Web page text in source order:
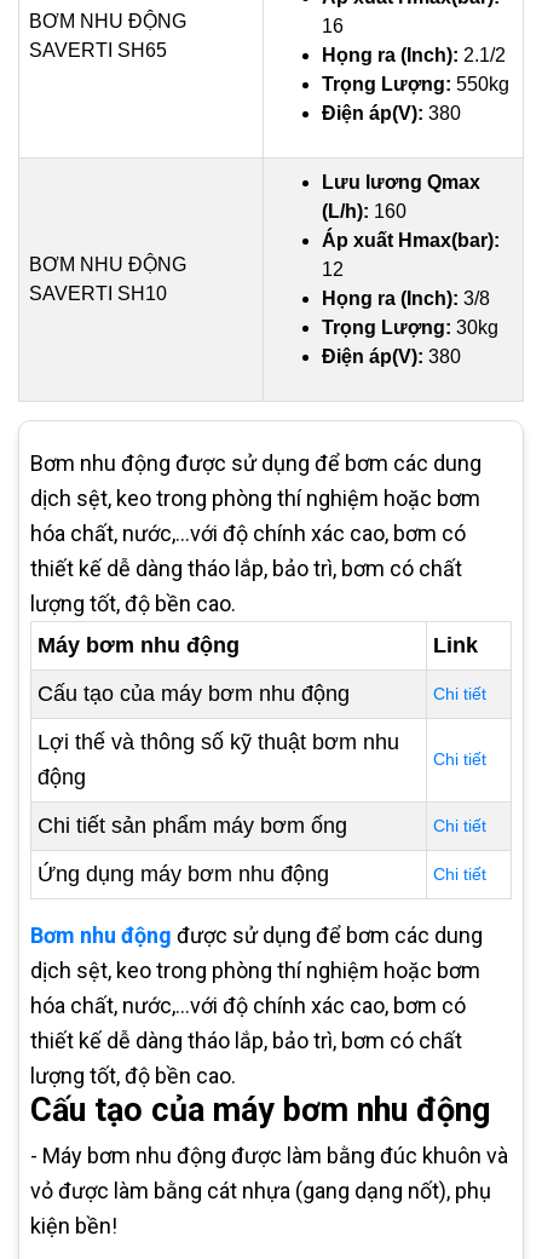
BƠM NHU ĐỘNG
SAVERTI SH65
16
Họng ra (Inch): 2.1/2
Trọng Lượng: 550kg
Điện áp(V): 380
BƠM NHU ĐỘNG
SAVERTI SH10
Lưu lương Qmax
(L/h): 160
Áp xuất Hmax(bar):
12
Họng ra (Inch): 3/8
Trọng Lượng: 30kg
Điện áp(V): 380
Bơm nhu động được sử dụng để bơm các dung
dịch sệt, keo trong phòng thí nghiệm hoặc bơm
hóa chất, nước,...với độ chính xác cao, bơm có
thiết kế dễ dàng tháo lắp, bảo trì, bơm có chất
lượng tốt, độ bền cao.
Máy bơm nhu động
Link
Cấu tạo của máy bơm nhu động
Chi tiết
Lợi thế và thông số kỹ thuật bơm nhu
động
Chi tiết
Chi tiết sản phẩm máy bơm ống Chi tiết
Ứng dụng máy bơm nhu động Chi tiết
Bơm nhu động được sử dụng để bơm các dung
dịch sệt, keo trong phòng thí nghiệm hoặc bơm
hóa chất, nước,...với độ chính xác cao, bơm có
thiết kế dễ dàng tháo lắp, bảo trì, bơm có chất
lượng tốt, độ bền cao.
Cấu tạo của máy bơm nhu động
- Máy bơm nhu động được làm bằng đúc khuôn và
vỏ được làm bằng cát nhựa (gang dạng nốt), phụ
kiện bền!